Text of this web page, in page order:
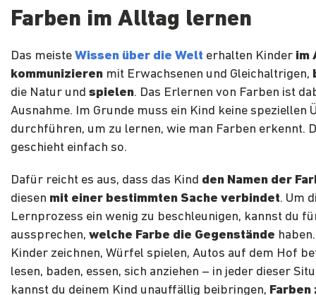
Farben im Alltag lernen
Das meiste Wissen über die Welt erhalten Kinder im
kommunizieren mit Erwachsenen und Gleichaltrigen,
die Natur und spielen. Das Erlernen von Farben ist
Ausnahme. Im Grunde muss ein Kind keine speziellen
durchführen, um zu lernen, wie man Farben erkennt.
geschieht einfach so.
Dafür reicht es aus, dass das Kind den Namen der
diesen mit einer bestimmten Sache verbindet. Um
Lernprozess ein wenig zu beschleunigen, kannst du
aussprechen, welche Farbe die Gegenstände
Kinder zeichnen, Würfel spielen, Autos auf dem Hof
lesen, baden, essen, sich anziehen – in jeder dieser
kannst du deinem Kind unauffällig beibringen, Farben